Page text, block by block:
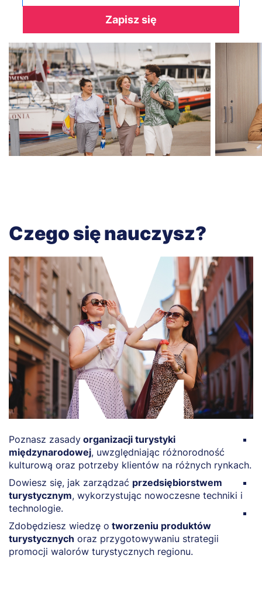
Zapisz się
Czego się nauczysz?
Poznasz zasady organizacji turystyki
międzynarodowej, uwzględniając różnorodność
kulturową oraz potrzeby klientów na różnych rynkach.
Dowiesz się, jak zarządzać przedsiębiorstwem
turystycznym, wykorzystując nowoczesne techniki i
technologie.
Zdobędziesz wiedzę o tworzeniu produktów
turystycznych oraz przygotowywaniu strategii
promocji walorów turystycznych regionu.